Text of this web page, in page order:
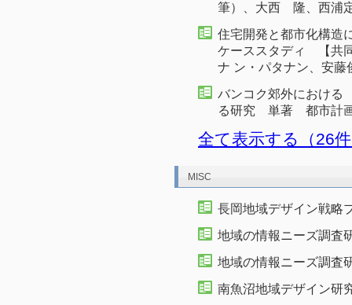
筆）、大西 隆、西
住宅開発と都市化構造
ケーススタディ 【共
ナ ン・パタナン、安
バンコク郊外における
る研究 単著 都市計
全て表示する（26
MISC
長岡地域デザイン戦
地域の情報ニーズ調
地域の情報ニーズ調
南魚沼地域デザイン